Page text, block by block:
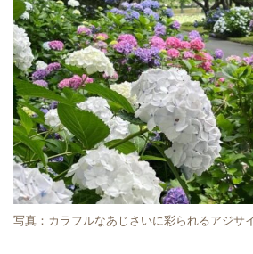
写真：カラフルなあじさいに彩られるアジサ